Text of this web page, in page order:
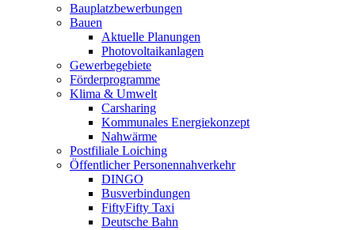
Bauplatzbewerbungen
Bauen
Aktuelle Planungen
Photovoltaikanlagen
Gewerbegebiete
Förderprogramme
Klima & Umwelt
Carsharing
Kommunales Energiekonzept
Nahwärme
Postfiliale Loiching
Öffentlicher Personennahverkehr
DINGO
Busverbindungen
FiftyFifty Taxi
Deutsche Bahn